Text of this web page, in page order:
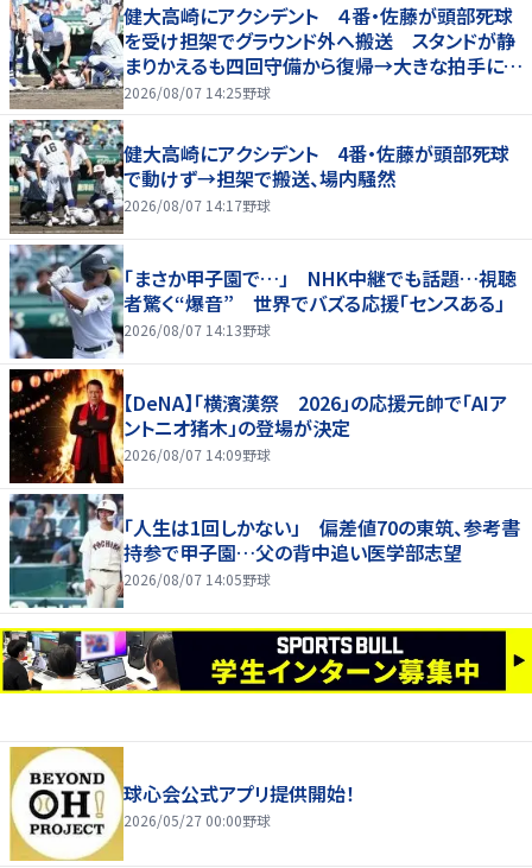
健大高崎にアクシデント ４番・佐藤が頭部死球
を受け担架でグラウンド外へ搬送 スタンドが静
まりかえるも四回守備から復帰→大きな拍手に包
まれる
2026/08/07 14:25野球
健大高崎にアクシデント 4番・佐藤が頭部死球
で動けず→担架で搬送、場内騒然
2026/08/07 14:17野球
「まさか甲子園で…」 NHK中継でも話題…視聴
者驚く“爆音” 世界でバズる応援「センスある」
2026/08/07 14:13野球
【DeNA】「横濱漢祭 2026」の応援元帥で「AIア
ントニオ猪木」の登場が決定
2026/08/07 14:09野球
「人生は1回しかない」 偏差値70の東筑、参考書
持参で甲子園…父の背中追い医学部志望
2026/08/07 14:05野球
球心会公式アプリ提供開始！
2026/05/27 00:00野球